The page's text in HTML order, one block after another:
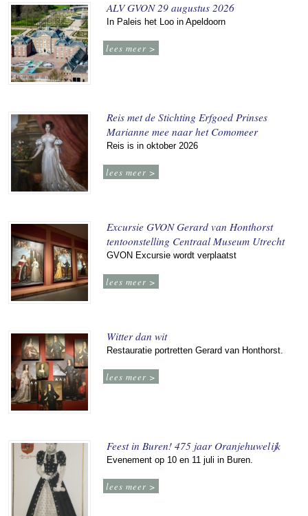
ALV GVON 29 augustus 2026
In Paleis het Loo in Apeldoorn
lees meer >
Reis met de Stichting Erfgoed Prinses
Marianne mee naar het Comomeer
Reis is in oktober 2026
lees meer >
Excursie GVON Gerard van Honthorst
tentoonstelling Centraal Museum Utrecht
GVON Excursie wordt verplaatst
lees meer >
Witter dan wit
Restauratie portretten Gerard van Honthorst.
lees meer >
Feest in Buren! 475 jaar Oranjehuwelijk
Evenement op 10 en 11 juli in Buren.
lees meer >